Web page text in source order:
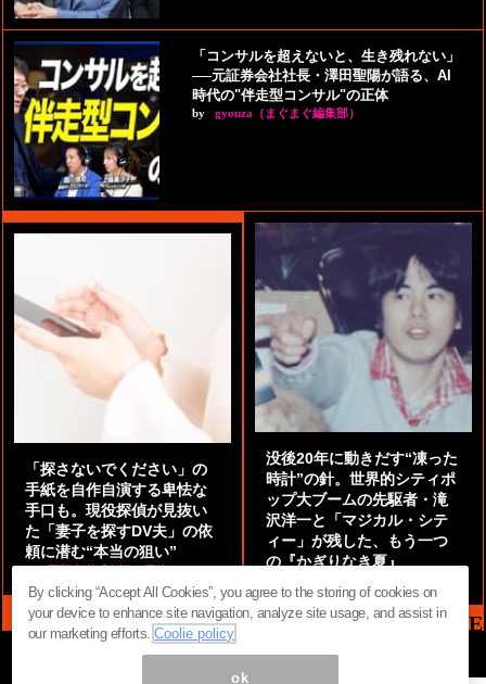
「コンサルを超えないと、生き残れない」
──元証券会社社長・澤田聖陽が語る、AI
時代の"伴走型コンサル"の正体
by gyouza（まぐまぐ編集部）
「探さないでください」の
手紙を自作自演する卑怯な
手口も。現役探偵が見抜い
た「妻子を探すDV夫」の依
頼に潜む“本当の狙い”
by 阿部泰尚『伝説の探偵』
没後20年に動きだす“凍った
時計”の針。世界的シティポ
ップ大ブームの先駆者・滝
沢洋一と「マジカル・シテ
ィー」が残した、もう一つ
の『かぎりなき夏』
MAG2 NEWS HEADLINE
By clicking “Accept All Cookies”, you agree to the storing of cookies on
your device to enhance site navigation, analyze site usage, and assist in
our marketing efforts.Coolie policy
ok